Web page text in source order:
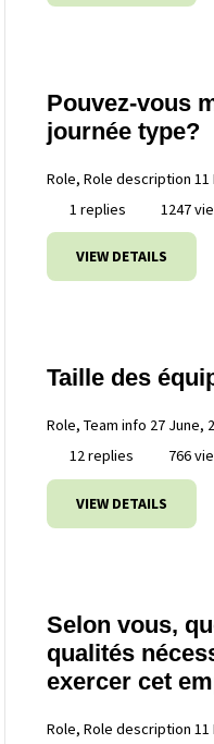
Pouvez-vous
journée type?
Role, Role description 11
1 replies
1247
VIEW DETAILS
Taille des
Role, Team info 27 June,
12 replies
766
VIEW DETAILS
Selon vous,
qualités
exercer cet
Role, Role description 11